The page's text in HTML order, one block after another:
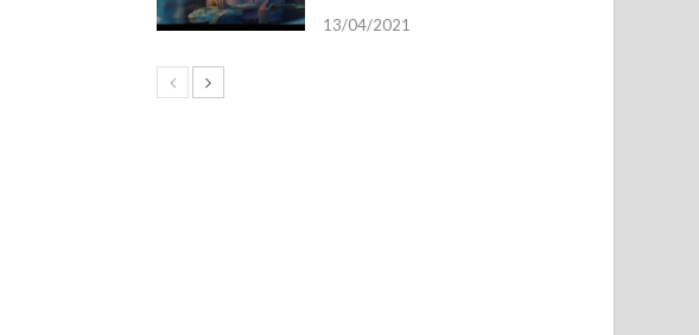
13/04/2021